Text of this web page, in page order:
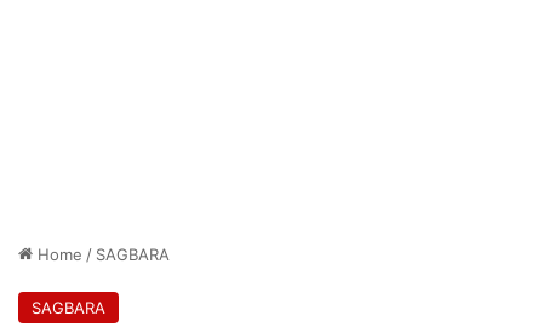
Home / SAGBARA
SAGBARA